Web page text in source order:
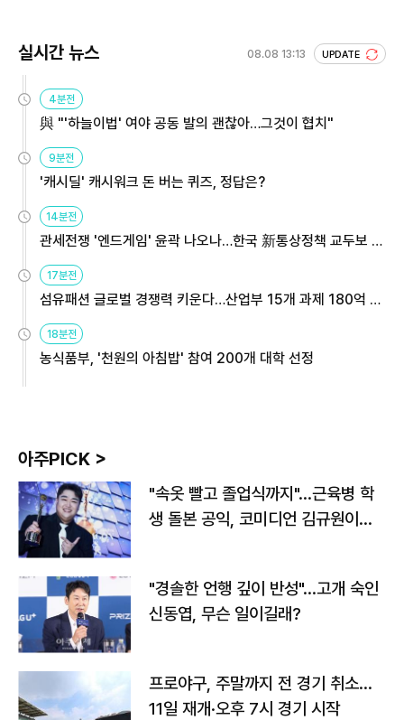
실시간 뉴스 08.08 13:13 UPDATE
4분전
與 "'하늘이법' 여야 공동 발의 괜찮아…그것이 협치"
9분전
'캐시딜' 캐시워크 돈 버는 퀴즈, 정답은?
14분전
관세전쟁 '엔드게임' 윤곽 나오나…한국 新통상정책 교두보 활
17분전
섬유패션 글로벌 경쟁력 키운다…산업부 15개 과제 180억 지
18분전
농식품부, '천원의 아침밥' 참여 200개 대학 선정
아주PICK >
"속옷 빨고 졸업식까지"…근육병 학
생 돌본 공익, 코미디언 김규원이었
"경솔한 언행 깊이 반성"…고개 숙인
신동엽, 무슨 일이길래?
프로야구, 주말까지 전 경기 취소…
11일 재개·오후 7시 경기 시작